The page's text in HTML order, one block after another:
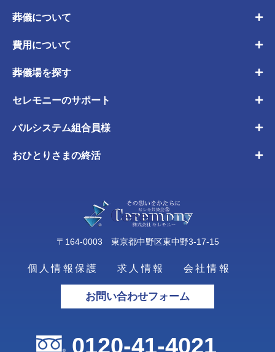
葬儀について
費用について
葬儀場を探す
セレモニーのサポート
パルシステム組合員様
おひとりさまの終活
〒164-0003 東京都中野区東中野3-17-15
個人情報保護 求人情報 会社情報
お問い合わせフォーム
0120-41-4021